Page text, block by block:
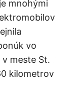
mnohými
vo
meste St.
kilometrov